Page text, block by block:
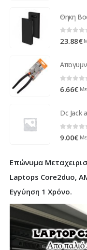
0 out of
23.88€
0out of 5
6.66€
Dc Jack
9.00€
Επώνυμα
Laptops Core2duo,
Εγγύηση 1 Χρόνο.